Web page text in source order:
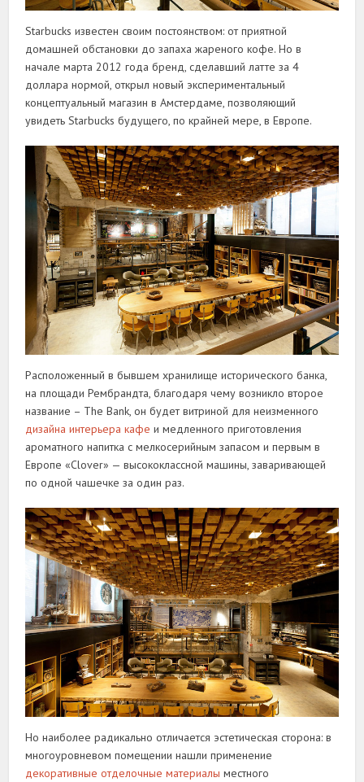
Starbucks известен своим постоянством: от приятной
домашней обстановки до запаха жареного кофе. Но в
начале марта 2012 года бренд, сделавший латте за 4
доллара нормой, открыл новый экспериментальный
концептуальный магазин в Амстердаме, позволяющий
увидеть Starbucks будущего, по крайней мере, в Европе.
Расположенный в бывшем хранилище исторического банка,
на площади Рембрандта, благодаря чему возникло второе
название – The Bank, он будет витриной для неизменного
дизайна интерьера кафе и медленного приготовления
ароматного напитка с мелкосерийным запасом и первым в
Европе «Clover» — высококлассной машины, заваривающей
по одной чашечке за один раз.
Но наиболее радикально отличается эстетическая сторона: в
многоуровневом помещении нашли применение
декоративные отделочные материалы местного